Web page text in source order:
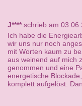
J****schrieb am
Ich habe die
wir uns nur noch
mit Worten kaum zu
aus weinend auf mich
genommen und eine
energetische
komplett aufgelöst.